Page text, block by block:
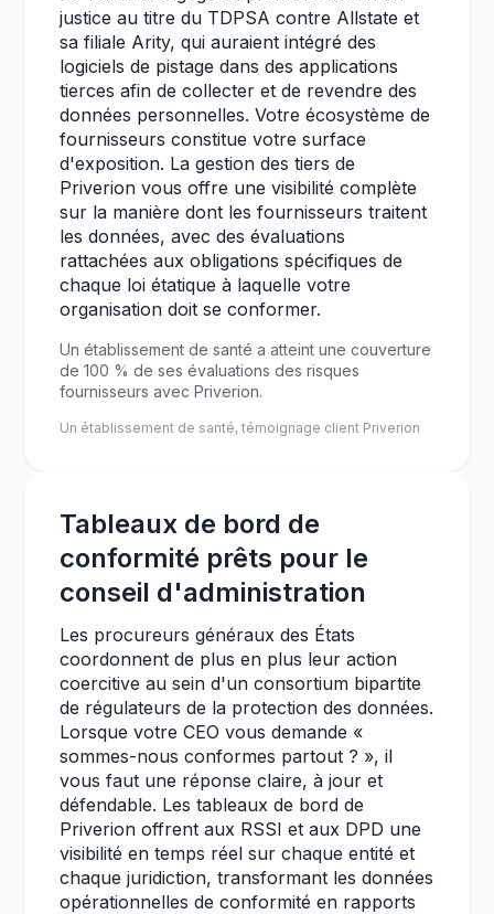
justice au titre du TDPSA contre Allstate et
sa filiale Arity, qui auraient intégré des
logiciels de pistage dans des applications
tierces afin de collecter et de revendre des
données personnelles. Votre écosystème de
fournisseurs constitue votre surface
d'exposition. La gestion des tiers de
Priverion vous offre une visibilité complète
sur la manière dont les fournisseurs traitent
les données, avec des évaluations
rattachées aux obligations spécifiques de
chaque loi étatique à laquelle votre
organisation doit se conformer.
Un établissement de santé a atteint une couverture
de 100 % de ses évaluations des risques
fournisseurs avec Priverion.
Un établissement de santé, témoignage client Priverion
Tableaux de bord de
conformité prêts pour le
conseil d'administration
Les procureurs généraux des États
coordonnent de plus en plus leur action
coercitive au sein d'un consortium bipartite
de régulateurs de la protection des données.
Lorsque votre CEO vous demande «
sommes-nous conformes partout ? », il
vous faut une réponse claire, à jour et
défendable. Les tableaux de bord de
Priverion offrent aux RSSI et aux DPD une
visibilité en temps réel sur chaque entité et
chaque juridiction, transformant les données
opérationnelles de conformité en rapports